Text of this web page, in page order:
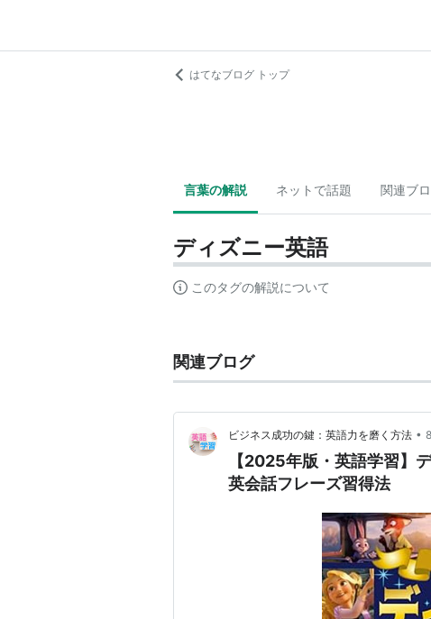
はてなブログ トップ
言葉の解説 ネットで話題 関連ブ
ディズニー英語
このタグの解説について
関連ブログ
ビジネス成功の鍵：英語力を磨く方法 •
【2025年版・英語学習】
英会話フレーズ習得法